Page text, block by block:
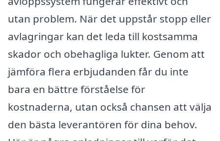
utan problem. När det uppstår stopp eller
avlagringar kan det leda till kostsamma
skador och obehagliga lukter. Genom att
jämföra flera erbjudanden får du inte
bara en bättre förståelse för
kostnaderna, utan också chansen att välja
den bästa leverantören för dina behov.